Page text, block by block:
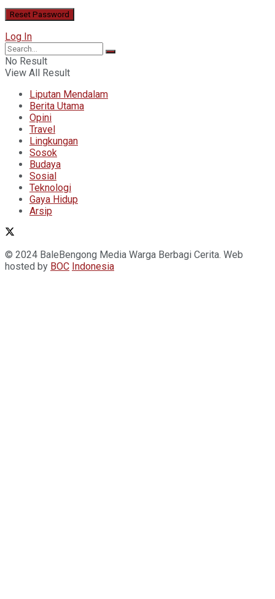
Log In
No Result
View All Result
Liputan Mendalam
Berita Utama
Opini
Travel
Lingkungan
Sosok
Budaya
Sosial
Teknologi
Gaya Hidup
Arsip
© 2024 BaleBengong Media Warga Berbagi Cerita. Web
hosted by BOC Indonesia